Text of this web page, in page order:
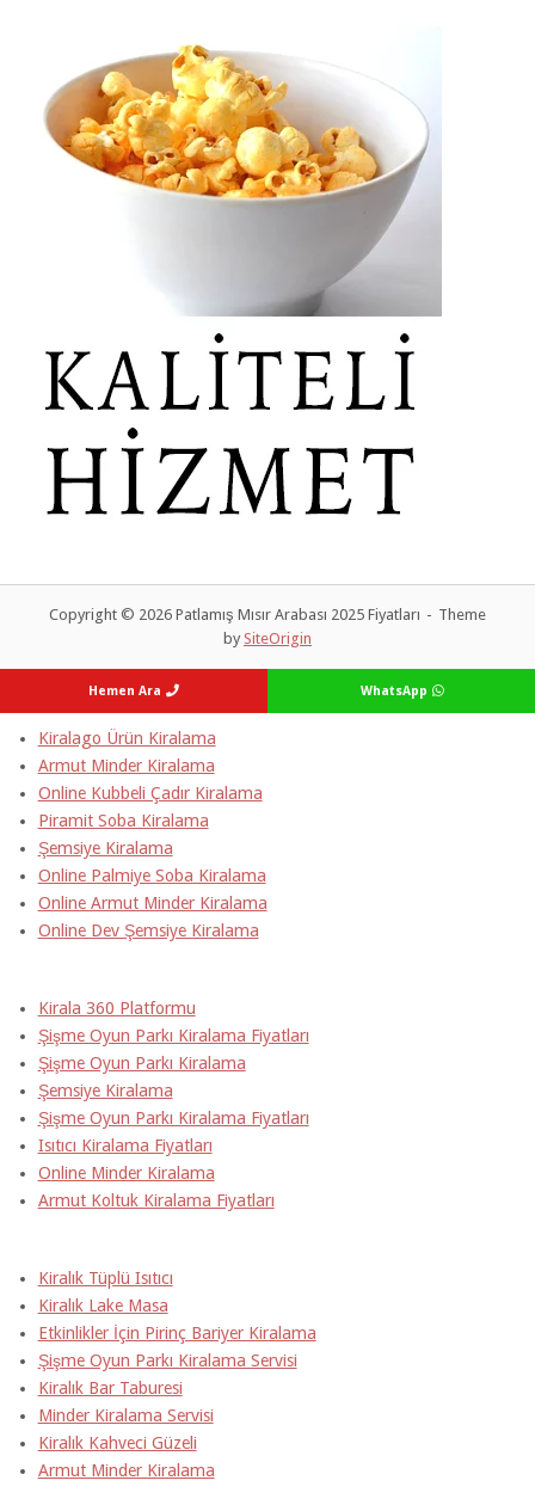
Copyright © 2026 Patlamış Mısır Arabası 2025 Fiyatları
Theme
by SiteOrigin
Hemen Ara WhatsApp
Kiralago Ürün Kiralama
Armut Minder Kiralama
Online Kubbeli Çadır Kiralama
Piramit Soba Kiralama
Şemsiye Kiralama
Online Palmiye Soba Kiralama
Online Armut Minder Kiralama
Online Dev Şemsiye Kiralama
Kirala 360 Platformu
Şişme Oyun Parkı Kiralama Fiyatları
Şişme Oyun Parkı Kiralama
Şemsiye Kiralama
Şişme Oyun Parkı Kiralama Fiyatları
Isıtıcı Kiralama Fiyatları
Online Minder Kiralama
Armut Koltuk Kiralama Fiyatları
Kiralık Tüplü Isıtıcı
Kiralık Lake Masa
Etkinlikler İçin Pirinç Bariyer Kiralama
Şişme Oyun Parkı Kiralama Servisi
Kiralık Bar Taburesi
Minder Kiralama Servisi
Kiralık Kahveci Güzeli
Armut Minder Kiralama